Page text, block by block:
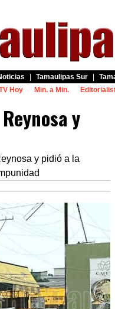
Tamaulipas Sur
Hoy Min. a Min.
y
y pidió a la